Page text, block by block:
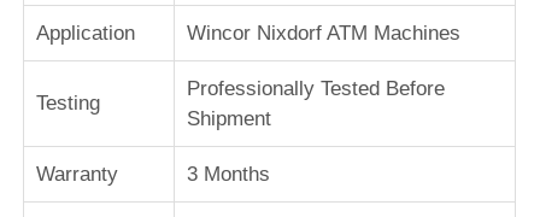
Γύρος εργοστασίων
Ποιοτικός έλεγχος
επαφή
Application Wincor Nixdorf ATM Machines
Testing
Professionally Tested Before
Shipment
Warranty 3 Months